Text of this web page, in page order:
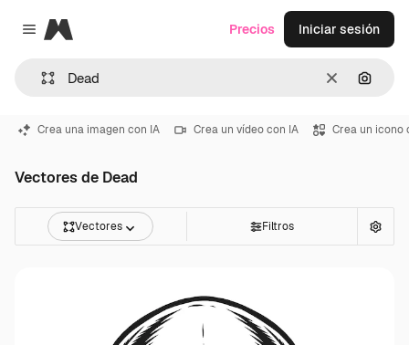
Close menu
Magnific
Borrar
Precios Iniciar sesión
Crea una imagen con IA Crea un vídeo con IA Crea un icono
Vectores de Dead
Vectores Filtros